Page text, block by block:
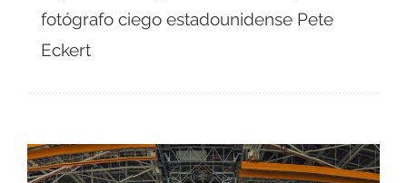
fotógrafo ciego estadounidense Pete
Eckert